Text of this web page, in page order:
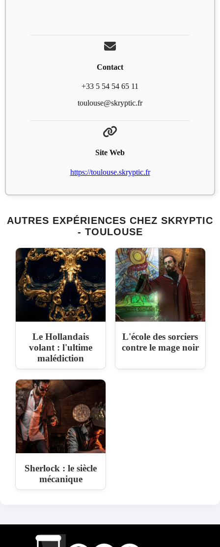
Contact
+33 5 54 54 65 11
toulouse@skryptic.fr
Site Web
https://toulouse.skryptic.fr
AUTRES EXPÉRIENCES CHEZ SKRYPTIC
- TOULOUSE
Le Hollandais
volant : l'ultime
malédiction
L'école des sorciers
contre le mage noir
Sherlock : le siècle
mécanique